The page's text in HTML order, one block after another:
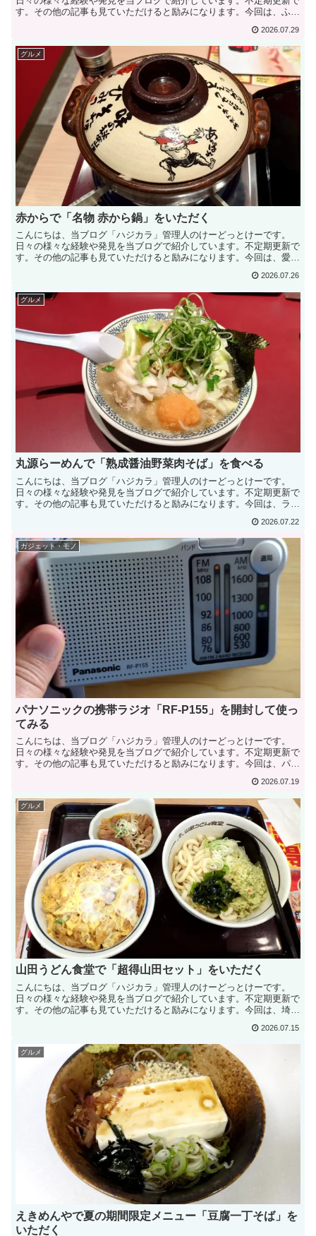
す。その他の記事も見ていただけると励みになります。今回は、ふた
2026.07.29
グルメ
赤からで「名物 赤から鍋」をいただく
こんにちは、当ブログ「ハジカラ」管理人のけーどっとけーです。
日々の様々な経験や発見を当ブログで紹介しています。不定期更新で
す。その他の記事も見ていただけると励みになります。今回は、愛知
2026.07.26
グルメ
丸源らーめんで「熟成醤油野菜肉そば」を食べる
こんにちは、当ブログ「ハジカラ」管理人のけーどっとけーです。
日々の様々な経験や発見を当ブログで紹介しています。不定期更新で
す。その他の記事も見ていただけると励みになります。今回は、ラー
2026.07.22
ガジェット・モノ
パナソニックの携帯ラジオ「RF-P155」を開封して使っ
てみる
こんにちは、当ブログ「ハジカラ」管理人のけーどっとけーです。
日々の様々な経験や発見を当ブログで紹介しています。不定期更新で
す。その他の記事も見ていただけると励みになります。今回は、パナ
2026.07.19
グルメ
山田うどん食堂で「超得山田セット」をいただく
こんにちは、当ブログ「ハジカラ」管理人のけーどっとけーです。
日々の様々な経験や発見を当ブログで紹介しています。不定期更新で
す。その他の記事も見ていただけると励みになります。今回は、埼玉
2026.07.15
グルメ
えきめんやで夏の期間限定メニュー「豆腐一丁そば」を
いただく